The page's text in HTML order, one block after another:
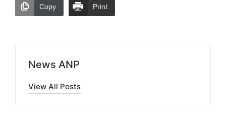
Copy Print
News ANP
View All Posts